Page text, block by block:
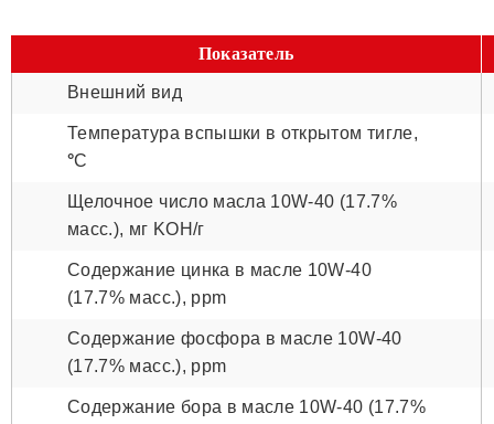
Показатель
Внешний вид
Температура вспышки в открытом тигле,
°С
Щелочное число масла 10W-40 (17.7%
масс.), мг KOH/г
Содержание цинка в масле 10W-40
(17.7% масс.), ppm
Содержание фосфора в масле 10W-40
(17.7% масс.), ppm
Содержание бора в масле 10W-40 (17.7%